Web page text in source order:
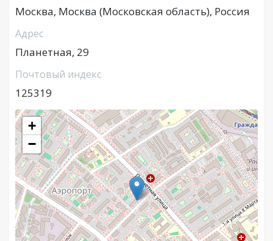
Москва, Москва (Московская область), Россия
Адрес
Планетная, 29
Почтовый индекс
125319
+
−